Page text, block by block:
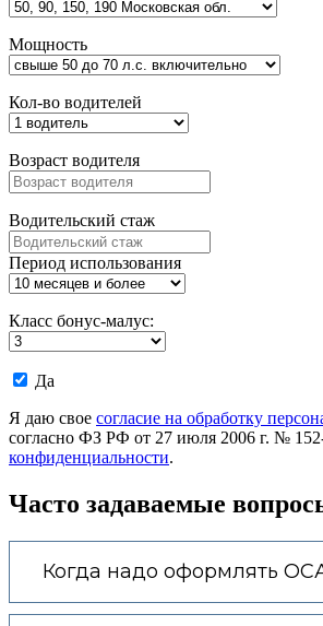
Мощность
Кол-во водителей
Возраст водителя
Водительский стаж
Период использования
Класс бонус-малус:
Даю
на
обработку
моих
данных.
Да
Я даю свое согласие на обработку
согласно ФЗ РФ от 27 июля 2006 г. №
конфиденциальности.
Часто задаваемые
Когда надо оформлять